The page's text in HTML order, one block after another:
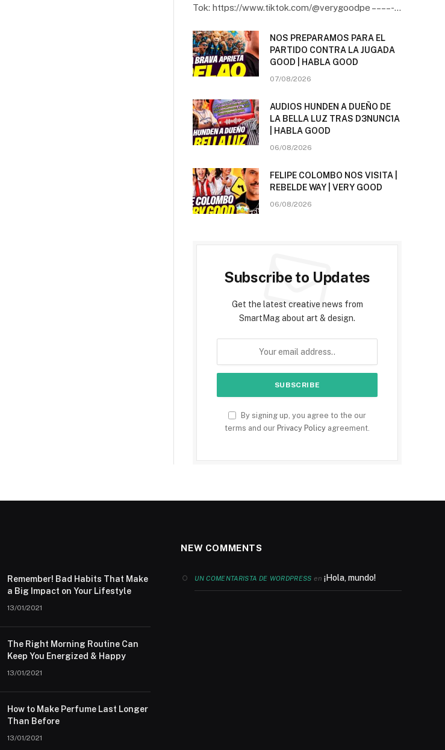
Tok: https://www.tiktok.com/@verygoodpe – – – – -…
NOS PREPARAMOS PARA EL
PARTIDO CONTRA LA JUGADA
GOOD | HABLA GOOD
07/08/2026
AUDIOS HUNDEN A DUEÑO DE
LA BELLA LUZ TRAS D3NUNC1A
| HABLA GOOD
06/08/2026
FELIPE COLOMBO NOS VISITA |
REBELDE WAY | VERY GOOD
06/08/2026
Subscribe to Updates
Get the latest creative news from
SmartMag about art & design.
By signing up, you agree to the our
terms and our Privacy Policy agreement.
Remember! Bad Habits That Make
a Big Impact on Your Lifestyle
13/01/2021
The Right Morning Routine Can
Keep You Energized & Happy
13/01/2021
How to Make Perfume Last Longer
Than Before
13/01/2021
NEW COMMENTS
UN COMENTARISTA DE WORDPRESS en ¡Hola, mundo!